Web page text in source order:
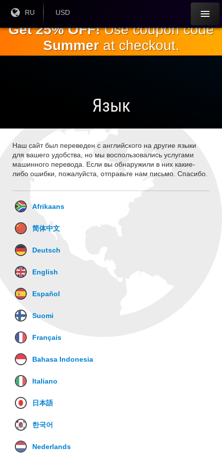
содержанию
Текущий
RU
Текущая
USD
Get 25% OFF!Use coupon code
Summerat checkout.
Язык
Наш сайт был переведен с английского на другие языки
для вашего удобства, но мы воспользовались услугами
машинного перевода. Если вы обнаружили в них какие-
либо ошибки, пожалуйста, отправьте нам письмо. Спасибо.
Afrikaans
简体中文
Deutsch
English
Español
Suomi
Français
Bahasa Indonesia
Italiano
日本語
한국어
Nederlands